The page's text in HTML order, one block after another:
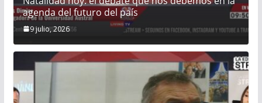
agenda del futuro del país
9 julio, 2026